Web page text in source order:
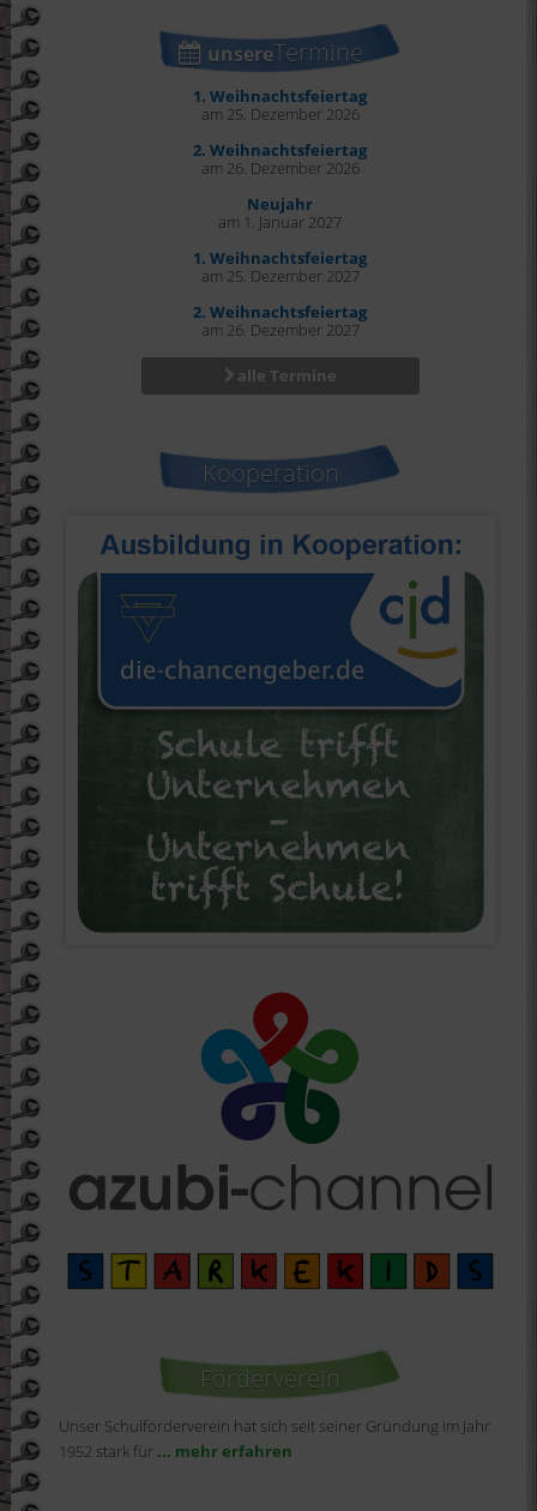
unsereTermine
1. Weihnachtsfeiertag
am 25. Dezember 2026
2. Weihnachtsfeiertag
am 26. Dezember 2026
Neujahr
am 1. Januar 2027
1. Weihnachtsfeiertag
am 25. Dezember 2027
2. Weihnachtsfeiertag
am 26. Dezember 2027
alle Termine
Kooperation
Förderverein
Unser Schulförderverein hat sich seit seiner Gründung im Jahr
1952 stark für ... mehr erfahren